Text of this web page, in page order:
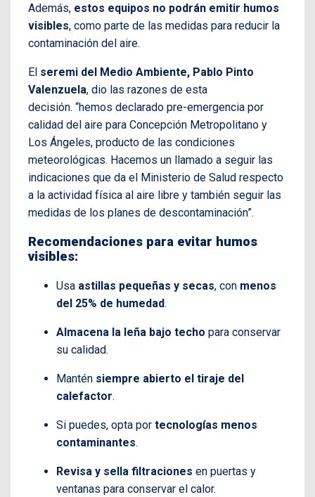
Además, estos equipos no podrán emitir humos
visibles, como parte de las medidas para reducir la
contaminación del aire.
El seremi del Medio Ambiente, Pablo Pinto
Valenzuela, dio las razones de esta
decisión. “hemos declarado pre-emergencia por
calidad del aire para Concepción Metropolitano y
Los Ángeles, producto de las condiciones
meteorológicas. Hacemos un llamado a seguir las
indicaciones que da el Ministerio de Salud respecto
a la actividad física al aire libre y también seguir las
medidas de los planes de descontaminación”.
Recomendaciones para evitar humos
visibles:
Usa astillas pequeñas y secas, con menos
del 25% de humedad.
Almacena la leña bajo techo para conservar
su calidad.
Mantén siempre abierto el tiraje del
calefactor.
Si puedes, opta por tecnologías menos
contaminantes.
Revisa y sella filtraciones en puertas y
ventanas para conservar el calor.